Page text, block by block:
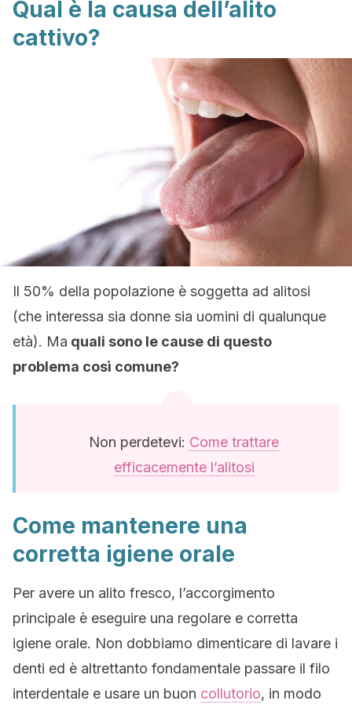
Qual è la causa dell’alito
cattivo?
Il 50% della popolazione è soggetta ad alitosi
(che interessa sia donne sia uomini di qualunque
età). Ma quali sono le cause di questo
problema così comune?
Non perdetevi: Come trattare
efficacemente l’alitosi
Come mantenere una
corretta igiene orale
Per avere un alito fresco, l’accorgimento
principale è eseguire una regolare e corretta
igiene orale. Non dobbiamo dimenticare di lavare i
denti ed è altrettanto fondamentale passare il filo
interdentale e usare un buon collutorio, in modo